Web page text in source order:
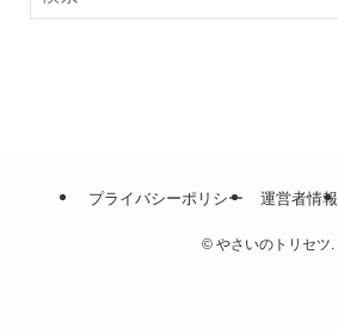
プライバシーポリシー 運営者情報
©やさいのトリセツ.